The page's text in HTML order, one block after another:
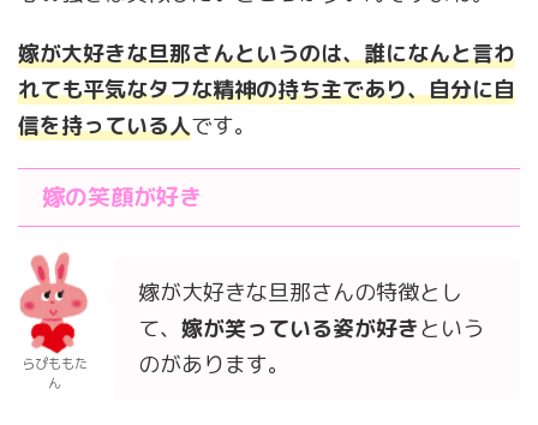
嫁が大好きな旦那さんというのは、誰になんと言わ
れても平気なタフな精神の持ち主であり、自分に自
信を持っている人です。
嫁の笑顔が好き
らぴももた
ん
嫁が大好きな旦那さんの特徴とし
て、 嫁が笑っている姿が好きという
のがあります。